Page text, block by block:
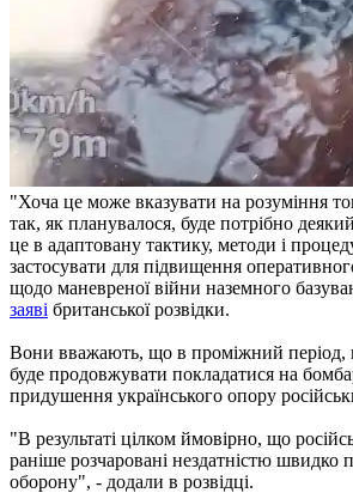
"Хоча це може вказувати на розуміння
так, як планувалося, буде потрібно
це в адаптовану тактику, методи і
застосувати для підвищення
щодо маневреної війни наземного
заяві британської розвідки.
Вони вважають, що в проміжний
буде продовжувати покладатися на
придушення українського опору
"В результаті цілком ймовірно, що
раніше розчаровані нездатністю швидко
оборону", - додали в розвідці.